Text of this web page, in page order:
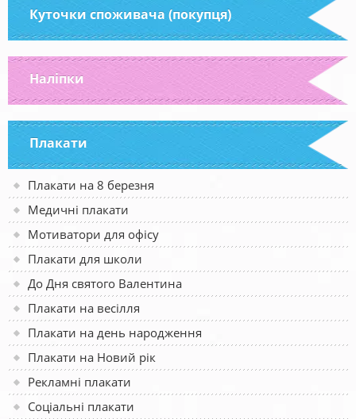
Куточки споживача (покупця)
Наліпки
Плакати
Плакати на 8 березня
Медичні плакати
Мотиватори для офісу
Плакати для школи
До Дня святого Валентина
Плакати на весілля
Плакати на день народження
Плакати на Новий рік
Рекламні плакати
Соціальні плакати